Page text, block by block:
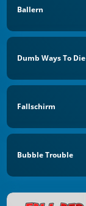
Ballern
Dumb Ways To Die
Fallschirm
Bubble Trouble